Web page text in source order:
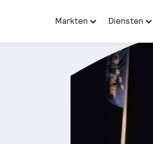
Markten Diensten